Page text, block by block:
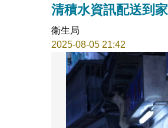
清積水資訊配送到家
衛生局
2025-08-05 21:42